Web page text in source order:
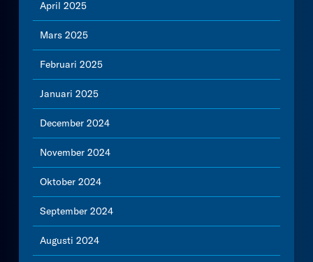
April 2025
Mars 2025
Februari 2025
Januari 2025
December 2024
November 2024
Oktober 2024
September 2024
Augusti 2024